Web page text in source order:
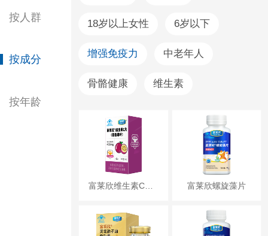
按人群
按成分
按年龄
18岁以上女性 6岁以下
增强免疫力 中老年人
骨骼健康 维生素
富莱欣维生素C片（百香果味） 富莱欣螺旋藻片